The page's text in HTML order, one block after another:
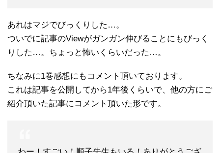
あれはマジでびっくりした…。
ついでに記事のViewがガンガン伸びることにもびっく
りした…。ちょっと怖いくらいだった…。
ちなみに1巻感想にもコメント頂いております。
これは記事を公開してから1年後くらいで、他の方にご
紹介頂いた記事にコメント頂いた形です。